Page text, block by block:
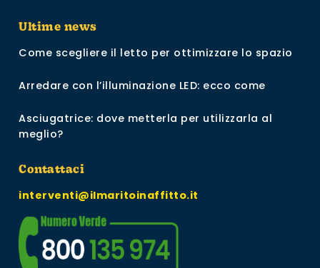
Ultime news
Come scegliere il letto per ottimizzare lo spazio
Arredare con l’illuminazione LED: ecco come
Asciugatrice: dove metterla per utilizzarla al
meglio?
Contattaci
interventi@ilmaritoinaffitto.it